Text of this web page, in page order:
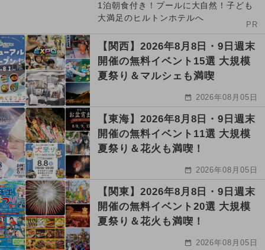
1泊朝食付き！プールに大自然！子ども
大満足のヒルトンホテルへ
PR
【関西】2026年8月8日・9日週末
開催の無料イベント15選 大規模
夏祭り＆マルシェも満喫
2026年08月05日
【東海】2026年8月8日・9日週末
開催の無料イベント11選 大規模
夏祭り＆花火も満喫！
2026年08月05日
【関東】2026年8月8日・9日週末
開催の無料イベント20選 大規模
夏祭り＆花火も満喫！
2026年08月05日